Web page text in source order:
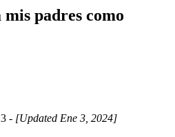
padres como
- [Updated Ene 3, 2024]